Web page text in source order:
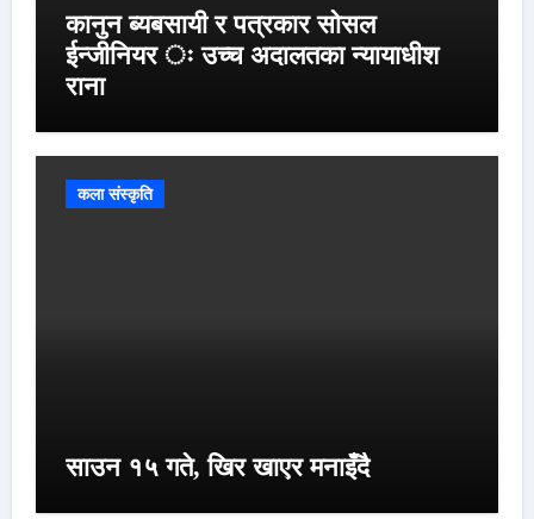
कानुन ब्यबसायी र पत्रकार सोसल
ईन्जीनियर ः उच्च अदालतका न्यायाधीश
राना
कला संस्कृति
साउन १५ गते, खिर खाएर मनाइँदै